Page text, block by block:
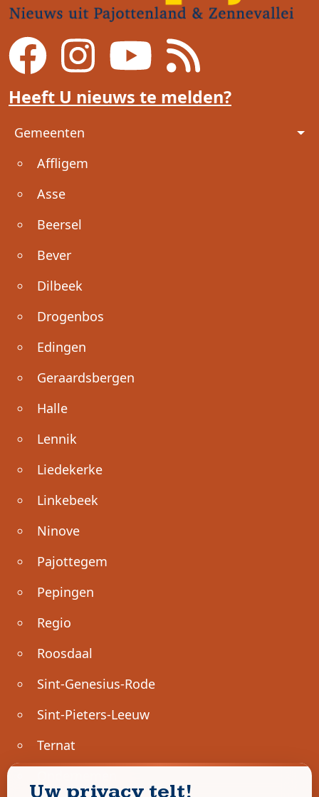
Heeft U nieuws te melden?
Voet
Gemeenten
Affligem
Asse
Beersel
Bever
Dilbeek
Drogenbos
Edingen
Geraardsbergen
Halle
Lennik
Liedekerke
Linkebeek
Ninove
Pajottegem
Pepingen
Regio
Roosdaal
Sint-Genesius-Rode
Sint-Pieters-Leeuw
Ternat
Uw privacy telt!